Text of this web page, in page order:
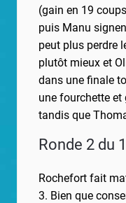
(gain en 19
puis Manu
peut plus perdre
plutôt mieux et
dans une finale
une fourchette
tandis que
Ronde 2 du
Rochefort fait
3. Bien que